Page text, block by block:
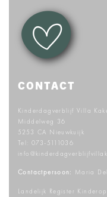
CONTACT
Kinderdagverblijf Villa
Middelweg 36
5253 CA Nieuwkuijk
Tel: 073-5111036
Contactpersoon: Maria
Landelijk Register